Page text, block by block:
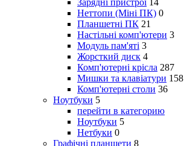
Зарядні пристрої 14
Неттопи (Міні ПК) 0
Планшетні ПК 21
Настільні комп'ютери 3
Модуль пам'яті 3
Жорсткий диск 4
Комп'ютерні крісла 287
Мишки та клавіатури 158
Комп'ютерні столи 36
Ноутбуки 5
перейти в категорию
Ноутбуки 5
Нетбуки 0
Графічні планшети 8